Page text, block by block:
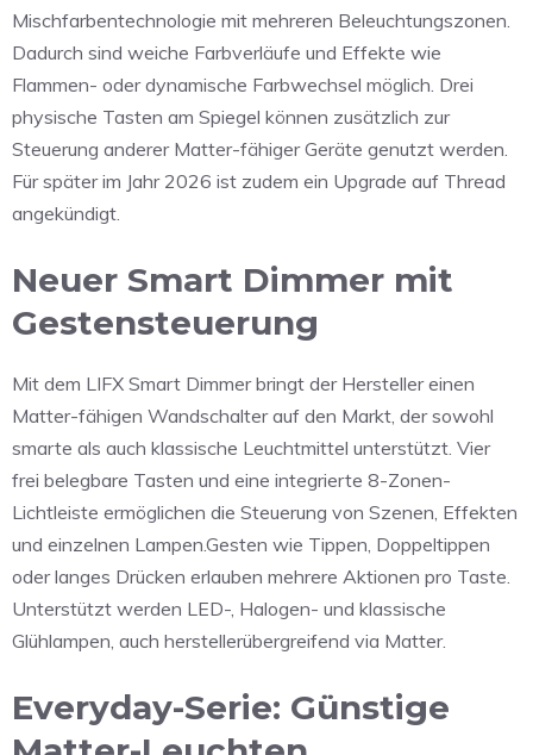
Mischfarbentechnologie mit mehreren Beleuchtungszonen.
Dadurch sind weiche Farbverläufe und Effekte wie
Flammen- oder dynamische Farbwechsel möglich. Drei
physische Tasten am Spiegel können zusätzlich zur
Steuerung anderer Matter-fähiger Geräte genutzt werden.
Für später im Jahr 2026 ist zudem ein Upgrade auf Thread
angekündigt.
Neuer Smart Dimmer mit
Gestensteuerung
Mit dem LIFX Smart Dimmerbringt der Hersteller einen
Matter-fähigen Wandschalter auf den Markt, der sowohl
smarte als auch klassische Leuchtmittel unterstützt. Vier
frei belegbare Tasten und eine integrierte 8-Zonen-
Lichtleiste ermöglichen die Steuerung von Szenen, Effekten
und einzelnen Lampen.Gesten wie Tippen, Doppeltippen
oder langes Drücken erlauben mehrere Aktionen pro Taste.
Unterstützt werden LED-, Halogen- und klassische
Glühlampen, auch herstellerübergreifend via Matter.
Everyday-Serie: Günstige